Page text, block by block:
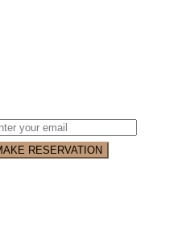
RESERVATION